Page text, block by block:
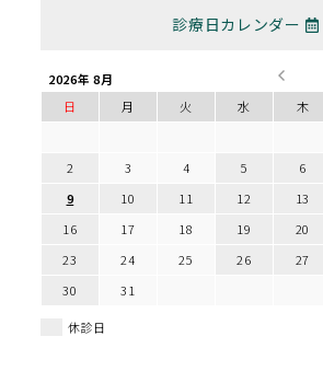
診療日カレンダー
2026年 8月
日
月 火 水 木
2
3 4 5 6
9
10 11 12 13
16
17 18 19 20
23
24 25 26 27
30
31
休診日